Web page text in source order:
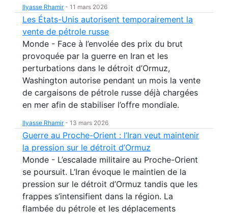
Ilyasse Rhamir- 11 mars 2026
Les États-Unis autorisent temporairement la
vente de pétrole russe
Monde - Face à l’envolée des prix du brut
provoquée par la guerre en Iran et les
perturbations dans le détroit d’Ormuz,
Washington autorise pendant un mois la vente
de cargaisons de pétrole russe déjà chargées
en mer afin de stabiliser l’offre mondiale.
Ilyasse Rhamir- 13 mars 2026
Guerre au Proche-Orient : l’Iran veut maintenir
la pression sur le détroit d’Ormuz
Monde - L’escalade militaire au Proche-Orient
se poursuit. L’Iran évoque le maintien de la
pression sur le détroit d’Ormuz tandis que les
frappes s’intensifient dans la région. La
flambée du pétrole et les déplacements